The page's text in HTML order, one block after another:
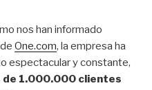
nos han informado
One.com, la empresa ha
espectacular y constante,
de 1.000.000 clientes